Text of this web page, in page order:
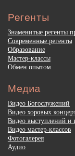
Регенты
Знаменитые регенты
Современные регенты
Образование
Мастер-классы
Обмен опытом
Медиа
Видео Богослужений
Видео хоровых
Видео выступлений и
Видео мастер-классов
Фотогалерея
Аудио